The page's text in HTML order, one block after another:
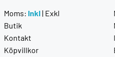
Moms: Inkl | Exkl
Butik
Kontakt
Köpvillkor